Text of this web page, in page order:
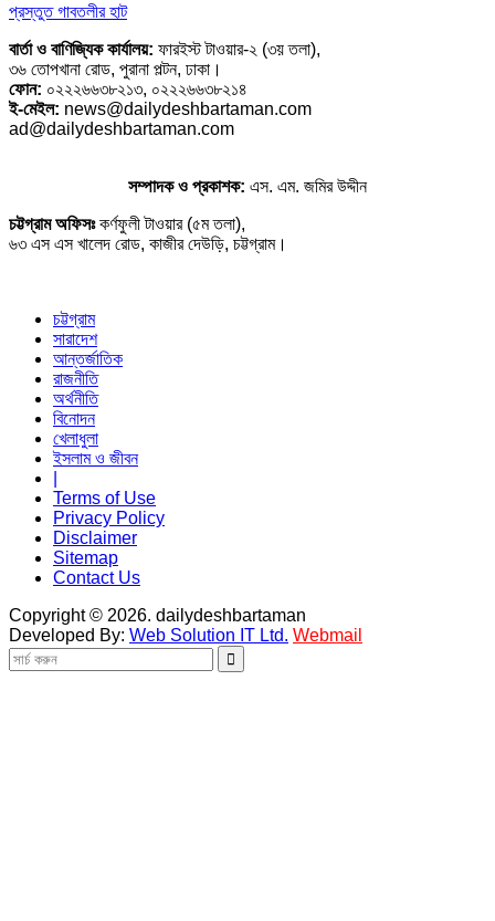
প্রস্তুত গাবতলীর হাট
বার্তা ও বাণিজ্যিক কার্যালয়: ফারইস্ট টাওয়ার-২ (৩য় তলা),
৩৬ তোপখানা রোড, পুরানা পল্টন, ঢাকা।
ফোন: ০২২২৬৬৩৮২১৩, ০২২২৬৬৩৮২১৪
ই-মেইল: news@dailydeshbartaman.com
ad@dailydeshbartaman.com
সম্পাদক ও প্রকাশক: এস. এম. জমির উদ্দীন
চট্টগ্রাম অফিসঃকর্ণফুলী টাওয়ার (৫ম তলা),
৬৩ এস এস খালেদ রোড, কাজীর দেউড়ি, চট্টগ্রাম।
চট্টগ্রাম
সারাদেশ
আন্তর্জাতিক
রাজনীতি
অর্থনীতি
বিনোদন
খেলাধুলা
ইসলাম ও জীবন
Terms of Use
Privacy Policy
Disclaimer
Sitemap
Contact Us
Copyright © 2026. dailydeshbartaman
Developed By: Web Solution IT Ltd. Webmail